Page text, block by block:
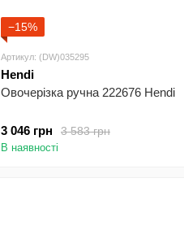
−15%
Артикул: (DW)035295
Hendi
Овочерізка ручна 222676 Hendi
3 583 грн
3 046 грн
В наявності